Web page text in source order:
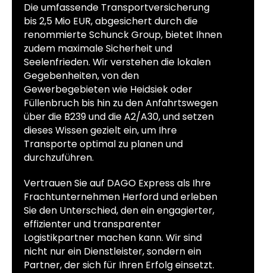
Die umfassende Transportversicherung
bis 2,5 Mio EUR, abgesichert durch die
renommierte Schunck Group, bietet Ihnen
zudem maximale Sicherheit und
Seelenfrieden. Wir verstehen die lokalen
Gegebenheiten, von den
Gewerbegebieten wie Heidsiek oder
Füllenbruch bis hin zu den Anfahrtswegen
über die B239 und die A2/A30, und setzen
dieses Wissen gezielt ein, um Ihre
Transporte optimal zu planen und
durchzuführen.
Vertrauen Sie auf DAGO Express als Ihre
Frachtunternehmen Herford und erleben
Sie den Unterschied, den ein engagierter,
effizienter und transparenter
Logistikpartner machen kann. Wir sind
nicht nur ein Dienstleister, sondern ein
Partner, der sich für Ihren Erfolg einsetzt.